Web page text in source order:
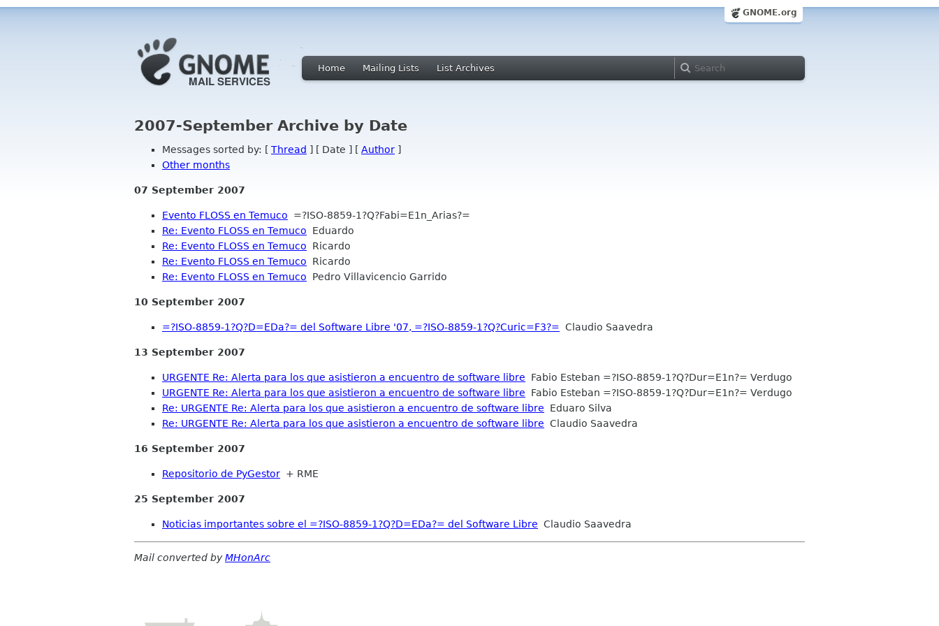
GNOME.org
Home Mailing Lists List Archives
2007-September Archive by Date
Messages sorted by: [ Thread ] [ Date ] [ Author ]
Other months
07 September 2007
Evento FLOSS en Temuco =?ISO-8859-1?Q?Fabi=E1n_Arias?=
Re: Evento FLOSS en Temuco Eduardo
Re: Evento FLOSS en Temuco Ricardo
Re: Evento FLOSS en Temuco Ricardo
Re: Evento FLOSS en Temuco Pedro Villavicencio Garrido
10 September 2007
=?ISO-8859-1?Q?D=EDa?= del Software Libre '07, =?ISO-8859-1?Q?Curic=F3?= Claudio Saavedra
13 September 2007
URGENTE Re: Alerta para los que asistieron a encuentro de software libre Fabio Esteban =?ISO-8859-1?Q?Dur=E1n?= Verdugo
URGENTE Re: Alerta para los que asistieron a encuentro de software libre Fabio Esteban =?ISO-8859-1?Q?Dur=E1n?= Verdugo
Re: URGENTE Re: Alerta para los que asistieron a encuentro de software libre Eduaro Silva
Re: URGENTE Re: Alerta para los que asistieron a encuentro de software libre Claudio Saavedra
16 September 2007
Repositorio de PyGestor + RME
25 September 2007
Noticias importantes sobre el =?ISO-8859-1?Q?D=EDa?= del Software Libre Claudio Saavedra
Mail converted byMHonArc